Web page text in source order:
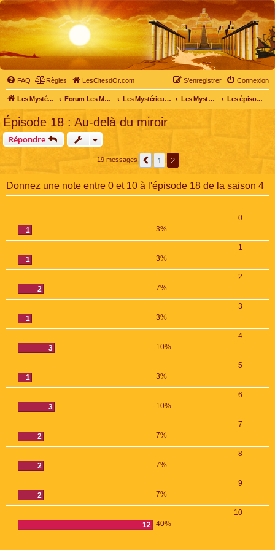
FAQ Règles LesCitesdOr.com Connexion
S’enregistrer
Les Mystérieuses Cités d'Or - LesCitesdOr.com Forum Les Mystérieuses Cités d'Or Les Mystérieuses Cités d'Or Les Mystérieuses Cités d'Or : saison 4 (2020) Les épisodes de la saison 4
Épisode 18 : Au-delà du miroir
Répondre
19 messages Précédente
1 2
Donnez une note entre 0 et 10 à l'épisode 18 de la saison 4
0
1
3%
1
1
3%
2
2
7%
3
1
3%
4
3
10%
5
1
3%
6
3
10%
7
2
7%
8
2
7%
9
2
7%
10
12 40%